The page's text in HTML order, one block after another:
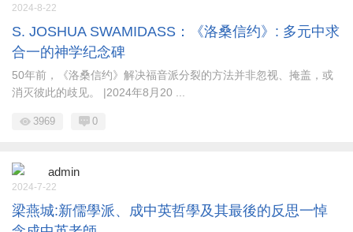
2024-8-22
S. JOSHUA SWAMIDASS：《洛桑信约》: 多元中求
合一的神学纪念碑
50年前，《洛桑信约》解决福音派分裂的方法并非忽视、掩盖，或
消灭彼此的歧见。 |2024年8月20 ...
3969 0
admin
2024-7-22
梁燕城:新儒學派、成中英哲學及其最後的反思一悼